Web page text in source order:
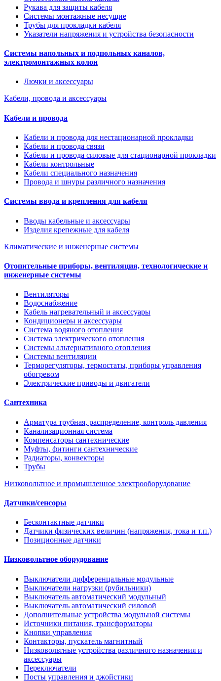
Рукава для защиты кабеля
Системы монтажные несущие
Трубы для прокладки кабеля
Указатели напряжения и устройства безопасности
Системы напольных и подпольных каналов,
электромонтажных колон
Лючки и аксессуары
Кабели, провода и аксессуары
Кабели и провода
Кабели и провода для нестационарной прокладки
Кабели и провода связи
Кабели и провода силовые для стационарной прокладки
Кабели контрольные
Кабели специального назначения
Провода и шнуры различного назначения
Системы ввода и крепления для кабеля
Вводы кабельные и аксессуары
Изделия крепежные для кабеля
Климатические и инженерные системы
Отопительные приборы, вентиляция, технологические и
инженерные системы
Вентиляторы
Водоснабжение
Кабель нагревательный и аксессуары
Кондиционеры и аксессуары
Система водяного отопления
Система электрического отопления
Системы альтернативного отопления
Системы вентиляции
Терморегуляторы, термостаты, приборы управления
обогревом
Электрические приводы и двигатели
Сантехника
Арматура трубная, распределение, контроль давления
Канализационная система
Компенсаторы сантехнические
Муфты, фитинги сантехнические
Радиаторы, конвекторы
Трубы
Низковольтное и промышленное электрооборудование
Датчики/сенсоры
Бесконтактные датчики
Датчики физических величин (напряжения, тока и т.п.)
Позиционные датчики
Низковольтное оборудование
Выключатели дифференцальные модульные
Выключатели нагрузки (рубильники)
Выключатель автоматический модульный
Выключатель автоматический силовой
Дополнительные устройства модульной системы
Источники питания, трансформаторы
Кнопки управления
Контакторы, пускатель магнитный
Низковольтные устройства различного назначения и
аксессуары
Переключатели
Посты управления и джойстики